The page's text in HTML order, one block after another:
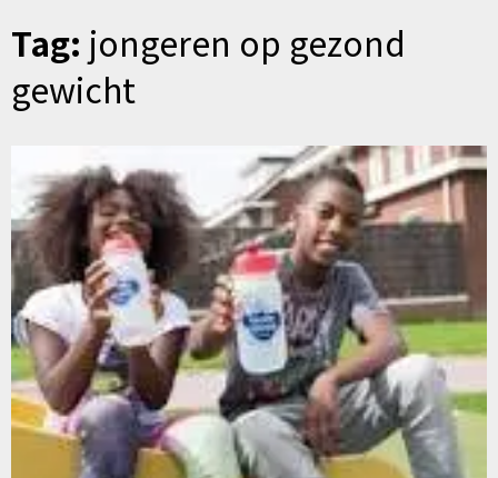
Tag: jongeren op gezond
gewicht